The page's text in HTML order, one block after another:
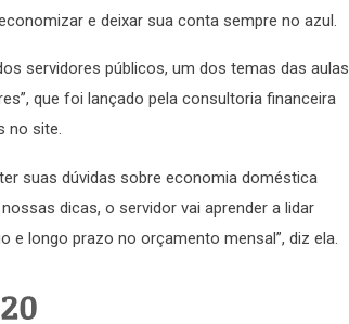
e deixar sua conta sempre no azul.
servidores públicos, um dos temas das aulas
que foi lançado pela consultoria financeira
no site.
suas dúvidas sobre economia doméstica
dicas, o servidor vai aprender a lidar
longo prazo no orçamento mensal”, diz ela.